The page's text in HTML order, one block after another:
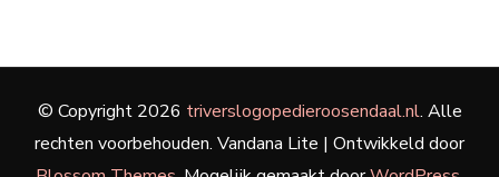
© Copyright 2026 triverslogopedieroosendaal.nl. Alle
rechten voorbehouden. Vandana Lite | Ontwikkeld door